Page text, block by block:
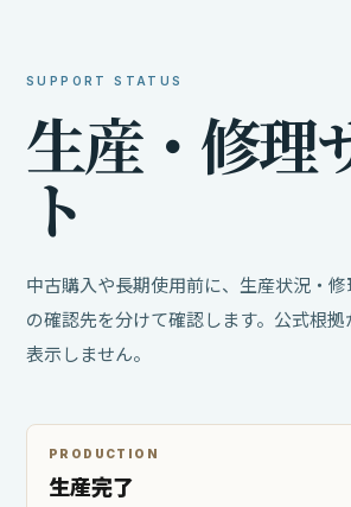
SUPPORT STATUS
生産・ 修理
ト
中古購入や長期使用前に、生産状況・
の確認先を分けて確認します。公式根
表示しません。
PRODUCTION
生産完了